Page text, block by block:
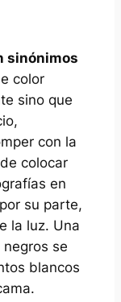
sinónimos
color
sino que
con la
colocar
en
su parte,
la luz. Una
se
blancos